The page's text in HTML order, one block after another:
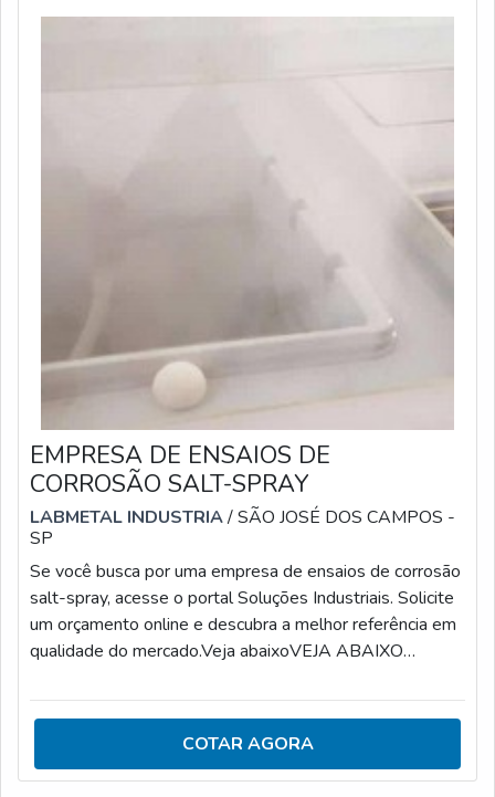
EMPRESA DE ENSAIOS DE
CORROSÃO SALT-SPRAY
LABMETAL INDUSTRIA/ SÃO JOSÉ DOS CAMPOS -
SP
Se você busca por uma empresa de ensaios de corrosão
salt-spray, acesse o portal Soluções Industriais. Solicite
um orçamento online e descubra a melhor referência em
qualidade do mercado.Veja abaixoVEJA ABAIXO
CORROSÃO SALT-SPRAYPodemos dizer que o ensaio
acelerada de materiais específicos. Expondo de forma
breve, é feita a identificação e o controle do componente
COTAR AGORA